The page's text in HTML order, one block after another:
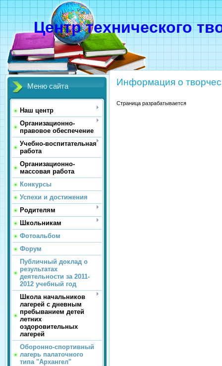
Центр технического
Меню сайта
Наш центр
Организационно-
правовое обеспечение
Учебно-воспитательная
работа
Организационно-
массовая работа
Конкурсы
Успехи и достижения
Родителям
Школьникам
Фотоальбом
Форум
Публичный доклад о
результатах
деятельности за 2011-
2012 учебный год
Школа начальников
лагерей с дневным
пребыванием детей
летних
оздоровительных
лагерей
Оборонно-спортивный
лагерь палаточного
типа "Архангел"
Информация о
Страница разрабатывается